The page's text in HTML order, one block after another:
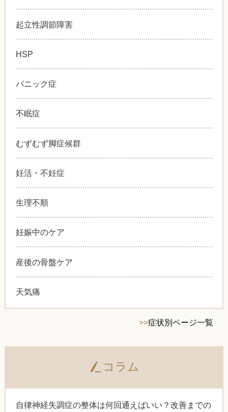
起立性調節障害
HSP
パニック症
不眠症
むずむず脚症候群
妊活・不妊症
生理不順
妊娠中のケア
産後の骨盤ケア
天気痛
>>症状別ページ一覧
コラム
自律神経失調症の整体は何回通えばいい？改善までの